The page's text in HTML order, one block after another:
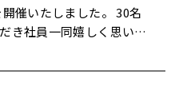
しみです！ 今後も
いたしました。 30名
き社員一同嬉しく思いま
参加し、 最新のDX（デ